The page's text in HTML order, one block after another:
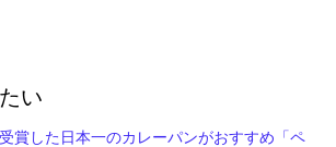
い
賞した日本一のカレーパンがおすすめ「ペ